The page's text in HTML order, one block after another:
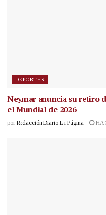
DEPORTES
Neymar anuncia su retiro
el Mundial de 2026
por Redacción Diario La Página